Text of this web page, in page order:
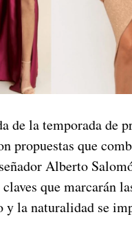
de la temporada de
propuestas que
Alberto
que marcarán
la naturalidad se